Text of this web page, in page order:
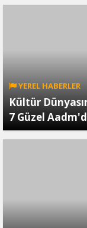
YEREL HABERLER
Kültür
7 Güzel